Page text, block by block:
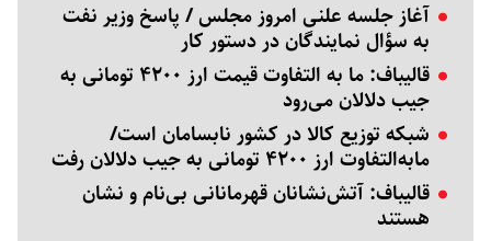
آغاز جلسه علنی امروز مجلس / پاسخ وزیر نفت
به سؤال نمایندگان در دستور کار
قالیباف: ما به التفاوت قیمت ارز ۴۲۰۰ تومانی به
جیب دلالان می‌رود
شبکه توزیع کالا در کشور نابسامان است/
مابه‌التفاوت ارز ۴۲۰۰ تومانی به جیب دلالان رفت
قالیباف: آتش‌نشانان قهرمانانی بی‌نام و نشان
هستند